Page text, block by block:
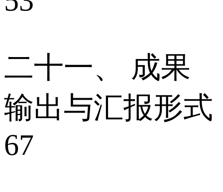
二十一、 成果
输出与汇报形式
67